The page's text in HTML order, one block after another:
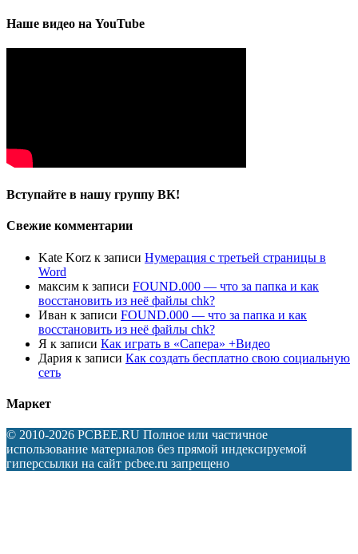
Наше видео на YouTube
Вступайте в нашу группу ВК!
Свежие комментарии
Kate Korz к записи Нумерация с третьей страницы в
Word
максим к записи FOUND.000 — что за папка и как
восстановить из неё файлы chk?
Иван к записи FOUND.000 — что за папка и как
восстановить из неё файлы chk?
Я к записи Как играть в «Сапера» +Видео
Дария к записи Как создать бесплатно свою социальную
сеть
Маркет
© 2010-2026 PCBEE.RU Полное или частичное
использование материалов без прямой индексируемой
гиперссылки на сайт pcbee.ru запрещено